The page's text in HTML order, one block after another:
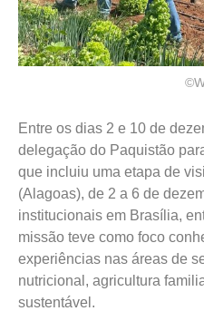
Entre os dias 2 e 10 de
delegação do Paquistão
que incluiu uma etapa de
(Alagoas), de 2 a 6 de
institucionais em Brasília,
missão teve como foco
experiências nas áreas de
nutricional, agricultura
sustentável.